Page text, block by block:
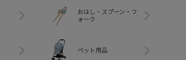
おはし・スプーン・フ
ォーク
ペット用品